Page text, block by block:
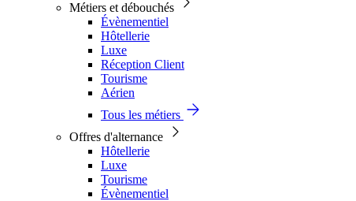
Métiers et débouchés
Évènementiel
Hôtellerie
Luxe
Réception Client
Tourisme
Aérien
Tous les métiers
Offres d'alternance
Hôtellerie
Luxe
Tourisme
Évènementiel